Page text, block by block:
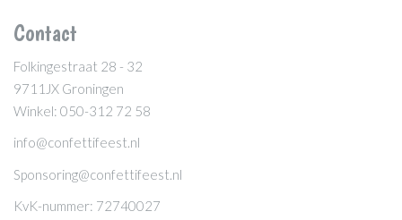
Contact
Folkingestraat 28 - 32
9711JX Groningen
Winkel: 050-312 72 58
info@confettifeest.nl
Sponsoring@confettifeest.nl
KvK-nummer: 72740027